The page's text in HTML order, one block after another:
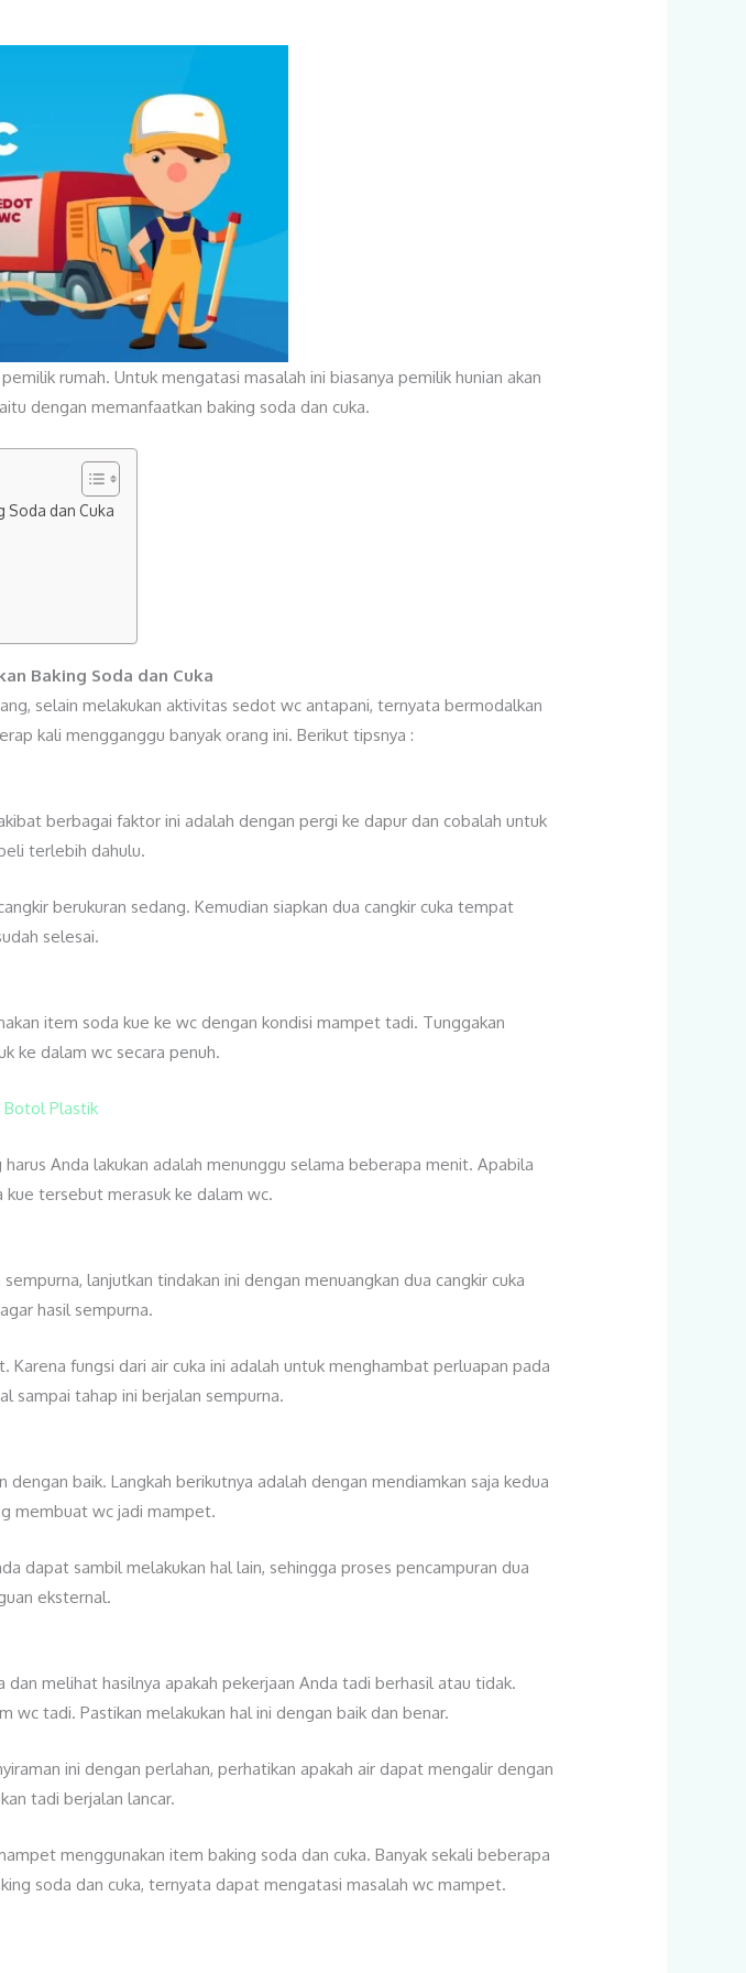
rumah. Untuk mengatasi masalah ini biasanya pemilik hunian akan
dengan memanfaatkan baking soda dan cuka.
Soda dan Cuka
Baking Soda dan Cuka
selain melakukan aktivitas sedot wc antapani, ternyata bermodalkan
kali mengganggu banyak orang ini. Berikut tipsnya :
berbagai faktor ini adalah dengan pergi ke dapur dan cobalah untuk
terlebih dahulu.
berukuran sedang. Kemudian siapkan dua cangkir cuka tempat
selesai.
item soda kue ke wc dengan kondisi mampet tadi. Tunggakan
ke dalam wc secara penuh.
Botol Plastik
Anda lakukan adalah menunggu selama beberapa menit. Apabila
kue tersebut merasuk ke dalam wc.
lanjutkan tindakan ini dengan menuangkan dua cangkir cuka
hasil sempurna.
fungsi dari air cuka ini adalah untuk menghambat perluapan pada
sampai tahap ini berjalan sempurna.
baik. Langkah berikutnya adalah dengan mendiamkan saja kedua
membuat wc jadi mampet.
dapat sambil melakukan hal lain, sehingga proses pencampuran dua
eksternal.
melihat hasilnya apakah pekerjaan Anda tadi berhasil atau tidak.
tadi. Pastikan melakukan hal ini dengan baik dan benar.
ini dengan perlahan, perhatikan apakah air dapat mengalir dengan
tadi berjalan lancar.
menggunakan item baking soda dan cuka. Banyak sekali beberapa
soda dan cuka, ternyata dapat mengatasi masalah wc mampet.